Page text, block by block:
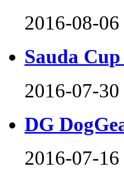
2016-08-06
Sauda
2016-07-30
DG
2016-07-16